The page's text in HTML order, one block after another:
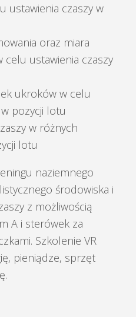
ustawienia czaszy w
oraz miara
celu ustawienia czaszy
ukroków w celu
pozycji lotu
w różnych
lotu
naziemnego
środowiska i
z możliwością
A i sterówek za
Szkolenie VR
pieniądze, sprzęt